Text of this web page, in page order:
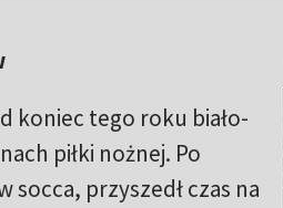
koniec tego roku biało-
piłki nożnej. Po
socca, przyszedł czas na